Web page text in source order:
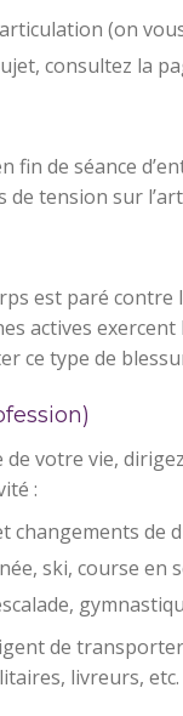
(on
consultez la
de séance
tension sur
est paré
actives
ce type de
votre vie,
:
changements de
ski, course en
de
livreurs, etc.